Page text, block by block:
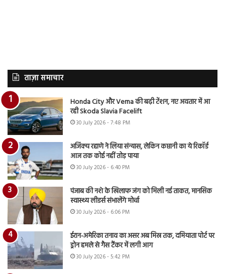
ताज़ा समाचार
Honda City और Verna की बढ़ी टेंशन, नए अवतार में आ
रही Skoda Slavia Facelift
30 July 2026 - 7:48 PM
अजिंक्य रहाणे ने लिया संन्यास, लेकिन कप्तानी का ये रिकॉर्ड
आज तक कोई नहीं तोड़ पाया
30 July 2026 - 6:40 PM
पंजाब की नशे के खिलाफ जंग को मिली नई ताकत, मानसिक
स्वास्थ्य लीडर्स संभालेंगे मोर्चा
30 July 2026 - 6:06 PM
ईरान-अमेरिका तनाव का असर अब मिस्र तक, दमियाता पोर्ट पर
ड्रोन हमले से गैस टैंकर में लगी आग
30 July 2026 - 5:42 PM